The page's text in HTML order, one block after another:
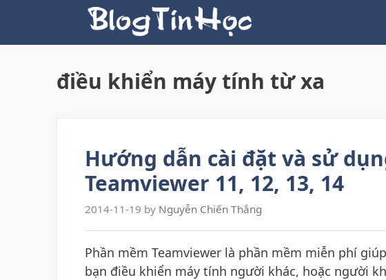
content
điều khiển máy tính từ xa
Hướng dẫn cài đặt và sử
Teamviewer 11, 12, 13, 14
2014-11-19 by Nguyễn Chiến Thắng
Phần mềm Teamviewer là phần mềm miễn phí
bạn điều khiển máy tính người khác, hoặc người